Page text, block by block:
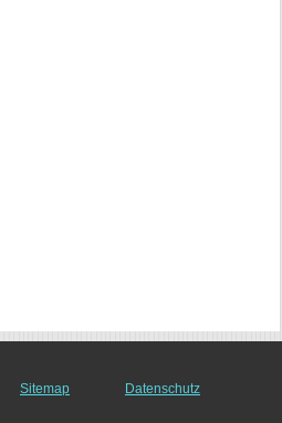
Sitemap
Datenschutz